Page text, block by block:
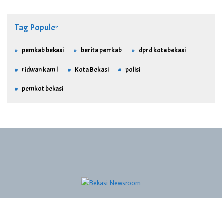
Tag Populer
pemkab bekasi berita pemkab dprd kota bekasi
ridwan kamil Kota Bekasi polisi
pemkot bekasi